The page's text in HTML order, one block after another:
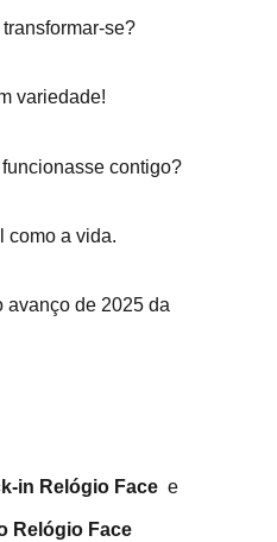
se?
variedade!
contigo?
como a vida.
avanço de 2025 da
in Relógio Face e
Relógio Face